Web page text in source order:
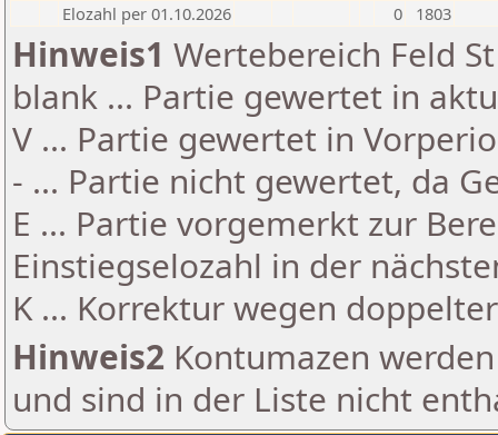
Elozahl per 01.10.2026
0 1803
Hinweis1 Wertebereich Feld
blank ... Partie gewertet in
V ... Partie gewertet in
- ... Partie nicht gewertet, da
E ... Partie vorgemerkt zur
Einstiegselozahl in der
K ... Korrektur wegen
Hinweis2 Kontumazen
und sind in der Liste nicht